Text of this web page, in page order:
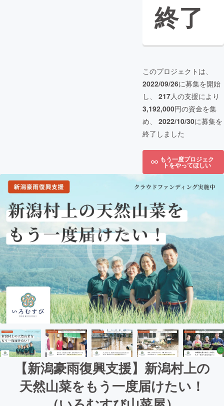
終了
このプロジェクトは、
2022/09/26に募集を開始
し、 217人の支援により
3,192,000円の資金を集
め、 2022/10/30に募集を
終了しました
もう一度プロジェク
トをやってほしい
【新潟豪雨復興支援】新潟村上の
天然山菜をもう一度届けたい！